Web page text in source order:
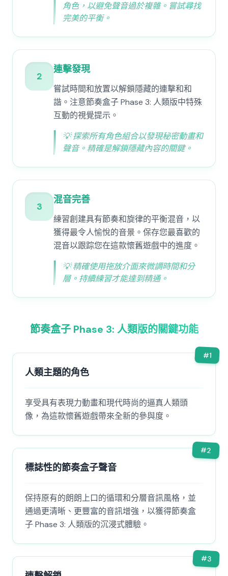
角色，以避免聲音過於複雜。嘗試尋找
完美的平衡。
2
連擊發現
嘗試時間和放置以解鎖隱藏的連擊和和
諧。注意節奏盒子 Phase 3: 人類版中特殊
互動的視覺提示。
💡探索所有角色組合以發現秘密動畫和
聲音。精確是解鎖隱藏內容的關鍵。
3
混音完善
練習創建具有節奏和旋律的平衡混音，以
獲得最令人愉悅的音景。保存您最喜歡的
混音以跟踪您在這款懷舊遊戲中的進度。
💡精確使用拖放介面來微調時間和分
層。持續練習才能達到精通。
節奏盒子 Phase 3: 人類版的關鍵功能
#1
人類主題的角色
享受具有表現力動畫和現代時尚的逼真人類頭
像，為這款懷舊遊戲帶來全新的參與度。
#2
標誌性的節奏盒子聲音
保持原有的朗朗上口的循環和分層音訊風格，並
通過更清晰、更豐富的音訊增強，以獲得節奏盒
子 Phase 3: 人類版的沉浸式體驗。
#3